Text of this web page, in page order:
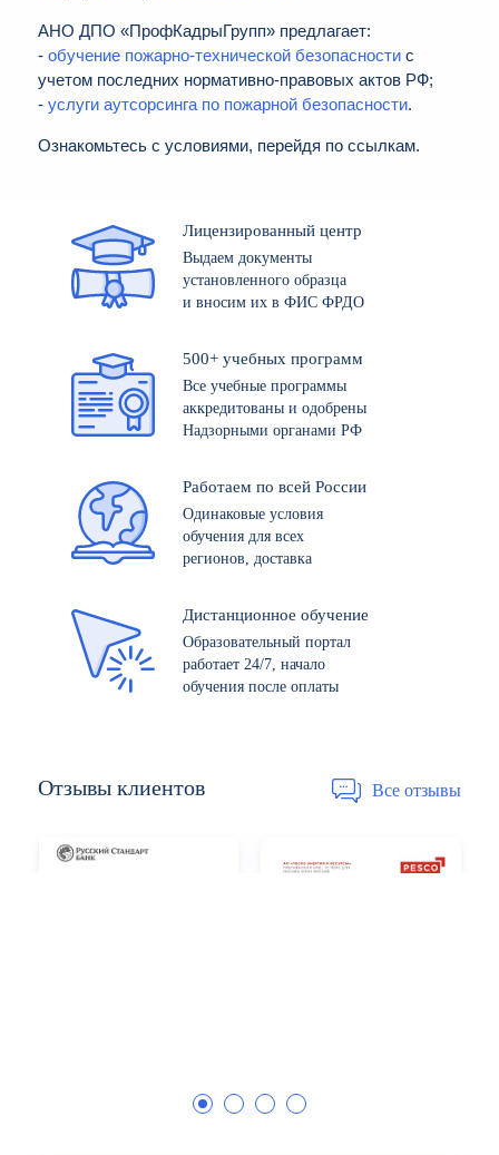
АНО ДПО «ПрофКадрыГрупп» предлагает:
- обучение пожарно-технической безопасности с
учетом последних нормативно-правовых актов РФ;
- услуги аутсорсинга по пожарной безопасности.
Ознакомьтесь с условиями, перейдя по ссылкам.
Лицензированный центр
Выдаем документы
установленного образца
и вносим их в ФИС ФРДО
500+ учебных программ
Все учебные программы
аккредитованы и одобрены
Надзорными органами РФ
Работаем по всей России
Одинаковые условия
обучения для всех
регионов, доставка
Дистанционное обучение
Образовательный портал
работает 24/7, начало
обучения после оплаты
Отзывы клиентов Все отзывы